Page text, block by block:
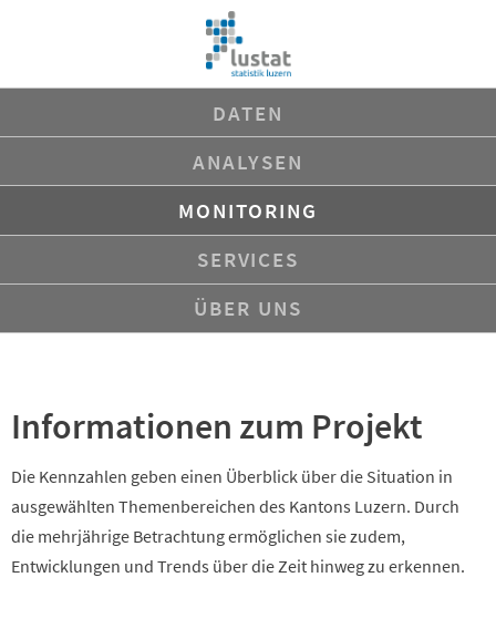
DATEN
ANALYSEN
MONITORING
SERVICES
ÜBER UNS
Informationen zum Projekt
Die Kennzahlen geben einen Überblick über die Situation in
ausgewählten Themenbereichen des Kantons Luzern. Durch
die mehrjährige Betrachtung ermöglichen sie zudem,
Entwicklungen und Trends über die Zeit hinweg zu erkennen.